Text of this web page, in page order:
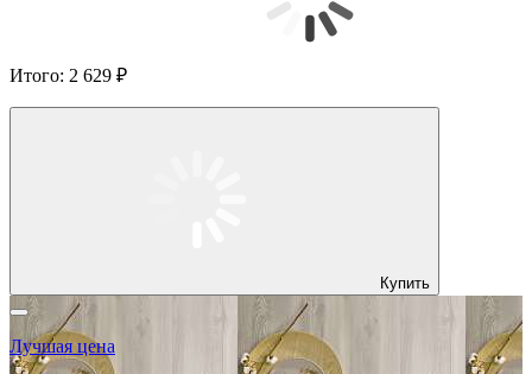
Итого: 2 629 ₽
Купить
Лучшая цена